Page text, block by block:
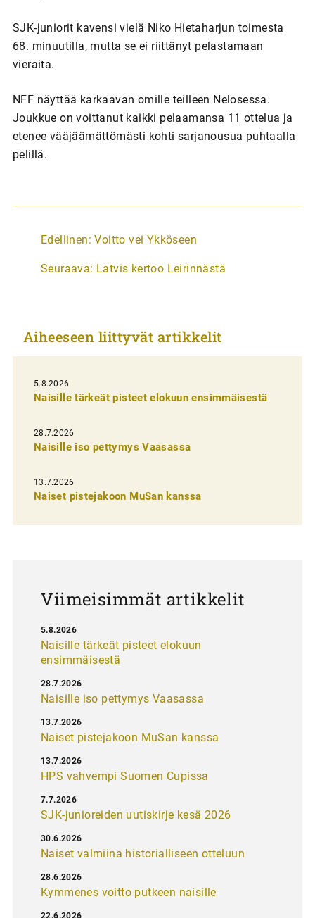
SJK-juniorit kavensi vielä Niko Hietaharjun toimesta
68. minuutilla, mutta se ei riittänyt pelastamaan
vieraita.
NFF näyttää karkaavan omille teilleen Nelosessa.
Joukkue on voittanut kaikki pelaamansa 11 ottelua ja
etenee vääjäämättömästi kohti sarjanousua puhtaalla
pelillä.
A
t
k
e
l
i
e
n
e
Edellinen: Voitto vei Ykköseen
Seuraava: Latvis kertoo Leirinnästä
Aiheeseen liittyvät artikkelit
5.8.2026
Naisille tärkeät pisteet elokuun ensimmäisestä
28.7.2026
Naisille iso pettymys Vaasassa
13.7.2026
Naiset pistejakoon MuSan kanssa
Viimeisimmät artikkelit
Naisille tärkeät pisteet elokuun
ensimmäisestä
5.8.2026
Naisille iso pettymys Vaasassa
28.7.2026
Naiset pistejakoon MuSan kanssa
13.7.2026
HPS vahvempi Suomen Cupissa
13.7.2026
SJK-junioreiden uutiskirje kesä 2026
7.7.2026
Naiset valmiina historialliseen otteluun
30.6.2026
Kymmenes voitto putkeen naisille
28.6.2026
22.6.2026